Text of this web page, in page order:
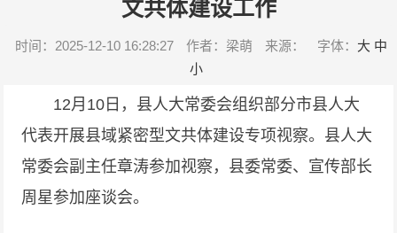
文共体建设工作
时间：2025-12-10 16:28:27 作者：梁萌 来源： 字体： 大 中
小
12月10日，县人大常委会组织部分市县人大
代表开展县域紧密型文共体建设专项视察。县人大
常委会副主任章涛参加视察，县委常委、宣传部长
周星参加座谈会。